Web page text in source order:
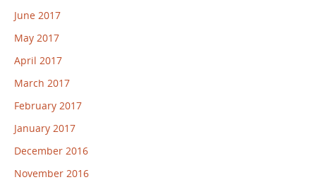
June 2017
May 2017
April 2017
March 2017
February 2017
January 2017
December 2016
November 2016